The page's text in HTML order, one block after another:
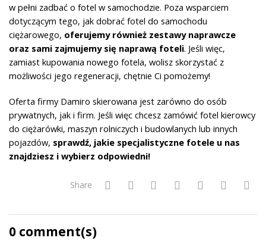
w pełni zadbać o fotel w samochodzie. Poza wsparciem
dotyczącym tego, jak dobrać fotel do samochodu
ciężarowego, oferujemy również zestawy naprawcze
oraz sami zajmujemy się naprawą foteli. Jeśli więc,
zamiast kupowania nowego fotela, wolisz skorzystać z
możliwości jego regeneracji, chętnie Ci pomożemy!
Oferta firmy Damiro skierowana jest zarówno do osób
prywatnych, jak i firm. Jeśli więc chcesz zamówić fotel kierowcy
do ciężarówki, maszyn rolniczych i budowlanych lub innych
pojazdów, sprawdź, jakie specjalistyczne fotele u nas
znajdziesz i wybierz odpowiedni!
Share
0 comment(s)